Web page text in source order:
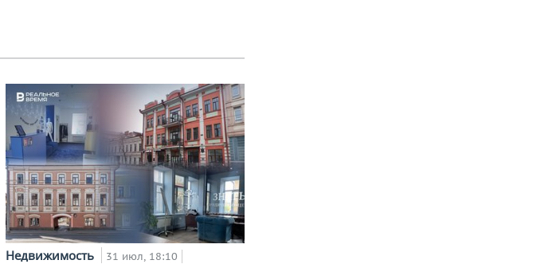
Недвижимость 31 июл, 18:10